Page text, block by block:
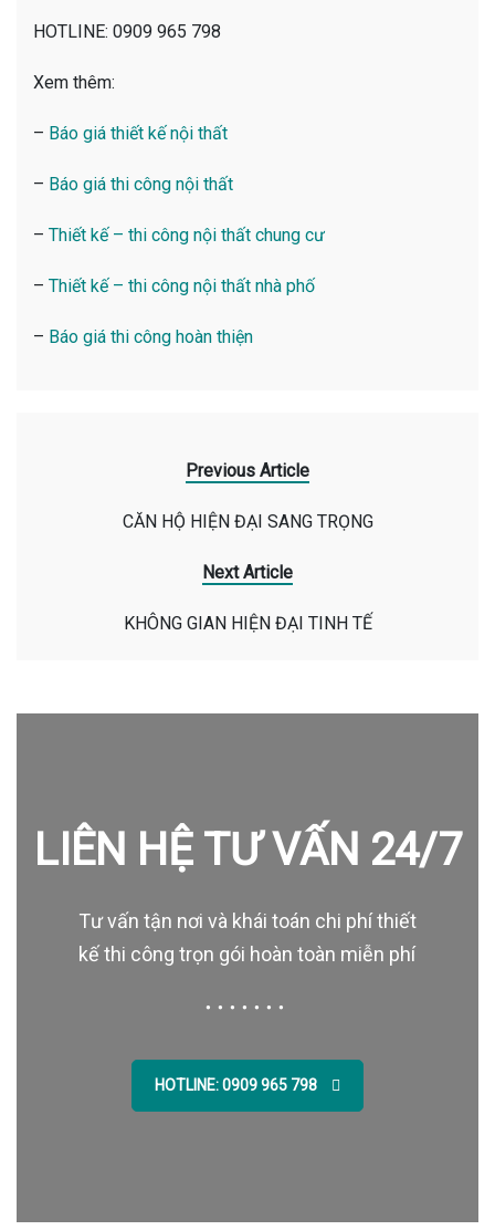
HOTLINE: 0909 965 798
Xem thêm:
– Báo giá thiết kế nội thất
– Báo giá thi công nội thất
– Thiết kế – thi công nội thất chung cư
– Thiết kế – thi công nội thất nhà phố
– Báo giá thi công hoàn thiện
Previous Article
CĂN HỘ HIỆN ĐẠI SANG TRỌNG
Next Article
KHÔNG GIAN HIỆN ĐẠI TINH TẾ
LIÊN HỆ TƯ VẤN 24/7
Tư vấn tận nơi và khái toán chi phí thiết
kế thi công trọn gói hoàn toàn miễn phí
HOTLINE: 0909 965 798